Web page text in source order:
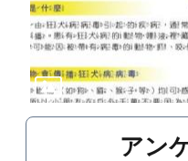
アン